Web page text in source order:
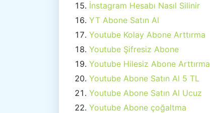
İnstagram Hesabı Nasıl Silinir
YT Abone Satın Al
Youtube Kolay Abone Arttırma
Youtube Şifresiz Abone
Youtube Hilesiz Abone Arttırma
Youtube Abone Satın Al 5 TL
Youtube Abone Satın Al Ucuz
Youtube Abone çoğaltma